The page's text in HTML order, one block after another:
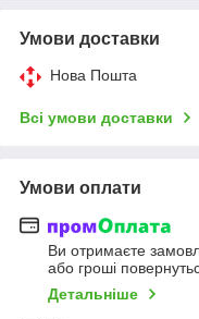
Умови доставки
Нова Пошта
Всі умови доставки
Умови оплати
Ви отримаєте
або гроші
Детальніше